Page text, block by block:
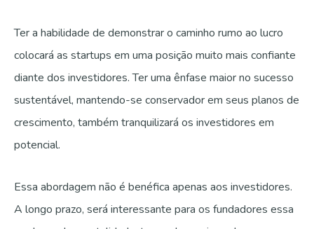
Ter a habilidade de demonstrar o caminho rumo ao lucro
colocará as startups em uma posição muito mais confiante
diante dos investidores. Ter uma ênfase maior no sucesso
sustentável, mantendo-se conservador em seus planos de
crescimento, também tranquilizará os investidores em
potencial.
​​Essa abordagem não é benéfica apenas aos investidores.
A longo prazo, será interessante para os fundadores essa